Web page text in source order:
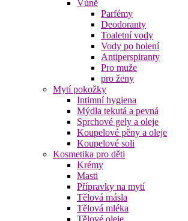
Vůně
Parfémy
Deodoranty
Toaletní vody
Vody po holení
Antiperspiranty
Pro muže
pro ženy
Mytí pokožky
Intimní hygiena
Mýdla tekutá a pevná
Sprchové gely a oleje
Koupelové pěny a oleje
Koupelové soli
Kosmetika pro děti
Krémy
Masti
Přípravky na mytí
Tělová másla
Tělová mléka